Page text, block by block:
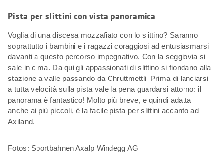
Pista per slittini con vista panoramica
Voglia di una discesa mozzafiato con lo slittino? Saranno
soprattutto i bambini e i ragazzi coraggiosi ad entusiasmarsi
davanti a questo percorso impegnativo. Con la seggiovia si
sale in cima. Da qui gli appassionati di slittino si fiondano alla
stazione a valle passando da Chruttmettli. Prima di lanciarsi
a tutta velocità sulla pista vale la pena guardarsi attorno: il
panorama è fantastico! Molto più breve, e quindi adatta
anche ai più piccoli, è la facile pista per slittini accanto ad
Axiland.
Fotos: Sportbahnen Axalp Windegg AG